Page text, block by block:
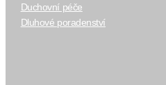
Duchovní péče
Dluhové poradenství